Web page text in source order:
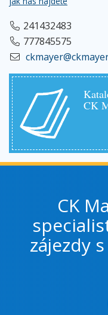
241432483
777845575
CK
CK
zájezdy